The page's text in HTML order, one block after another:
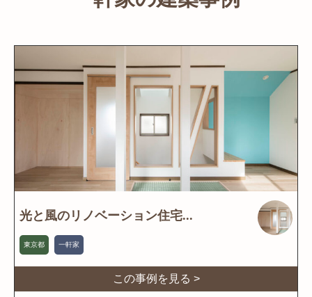
光と風のリノベーション住宅...
東京都 一軒家
この事例を見る >